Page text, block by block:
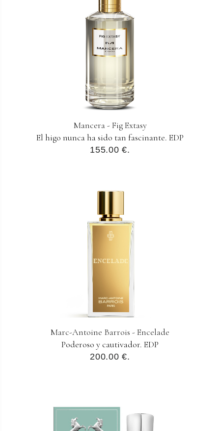
Mancera - Fig Extasy
El higo nunca ha sido tan fascinante. EDP
155.00 €.
Marc-Antoine Barrois - Encelade
Poderoso y cautivador. EDP
200.00 €.